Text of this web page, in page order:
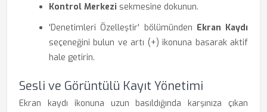
Kontrol Merkezi sekmesine dokunun.
'Denetimleri Özelleştir' bölümünden Ekran Kaydı
seçeneğini bulun ve artı (+) ikonuna basarak aktif
hale getirin.
Sesli ve Görüntülü Kayıt Yönetimi
Ekran kaydı ikonuna uzun basıldığında karşınıza çıkan